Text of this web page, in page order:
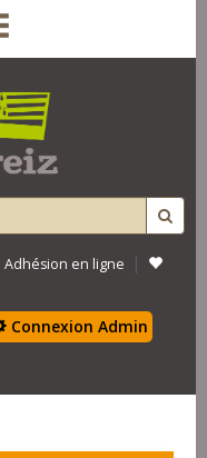
Adhésion en ligne |
Connexion Admin